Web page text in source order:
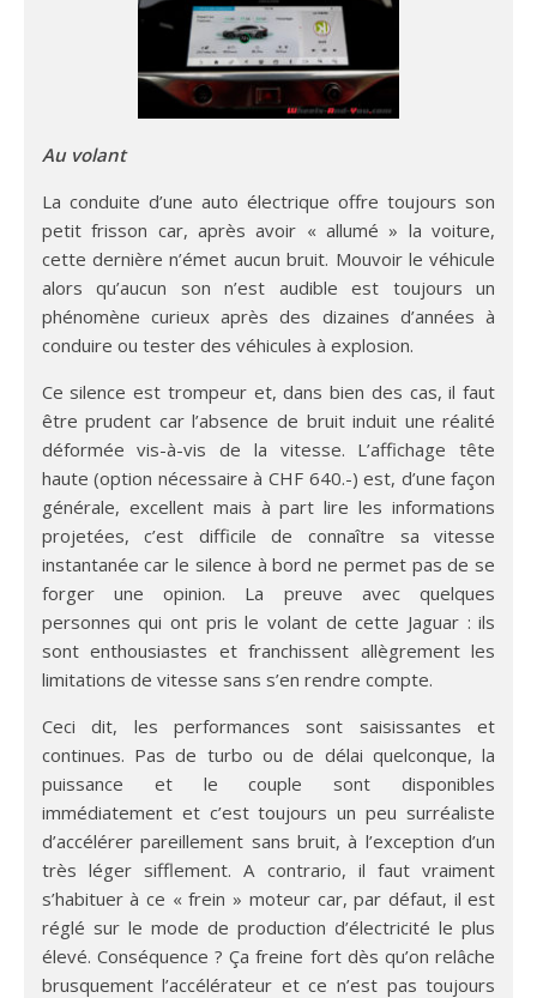
Au volant
La conduite d’une auto électrique offre toujours son
petit frisson car, après avoir « allumé » la voiture,
cette dernière n’émet aucun bruit. Mouvoir le véhicule
alors qu’aucun son n’est audible est toujours un
phénomène curieux après des dizaines d’années à
conduire ou tester des véhicules à explosion.
Ce silence est trompeur et, dans bien des cas, il faut
être prudent car l’absence de bruit induit une réalité
déformée vis-à-vis de la vitesse. L’affichage tête
haute (option nécessaire à CHF 640.-) est, d’une façon
générale, excellent mais à part lire les informations
projetées, c’est difficile de connaître sa vitesse
instantanée car le silence à bord ne permet pas de se
forger une opinion. La preuve avec quelques
personnes qui ont pris le volant de cette Jaguar : ils
sont enthousiastes et franchissent allègrement les
limitations de vitesse sans s’en rendre compte.
Ceci dit, les performances sont saisissantes et
continues. Pas de turbo ou de délai quelconque, la
puissance et le couple sont disponibles
immédiatement et c’est toujours un peu surréaliste
d’accélérer pareillement sans bruit, à l’exception d’un
très léger sifflement. A contrario, il faut vraiment
s’habituer à ce « frein » moteur car, par défaut, il est
réglé sur le mode de production d’électricité le plus
élevé. Conséquence ? Ça freine fort dès qu’on relâche
brusquement l’accélérateur et ce n’est pas toujours